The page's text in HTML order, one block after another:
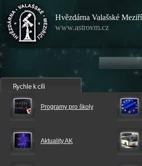
Hvězdárna Valašské
www.astrovm.cz
Programy pro školy
Aktuality AK